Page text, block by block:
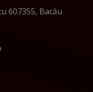
607355, Bacău